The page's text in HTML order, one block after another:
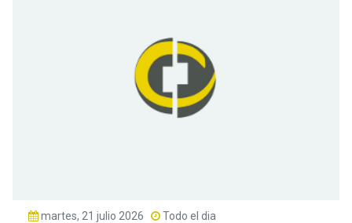
martes, 21 julio 2026 Todo el dia